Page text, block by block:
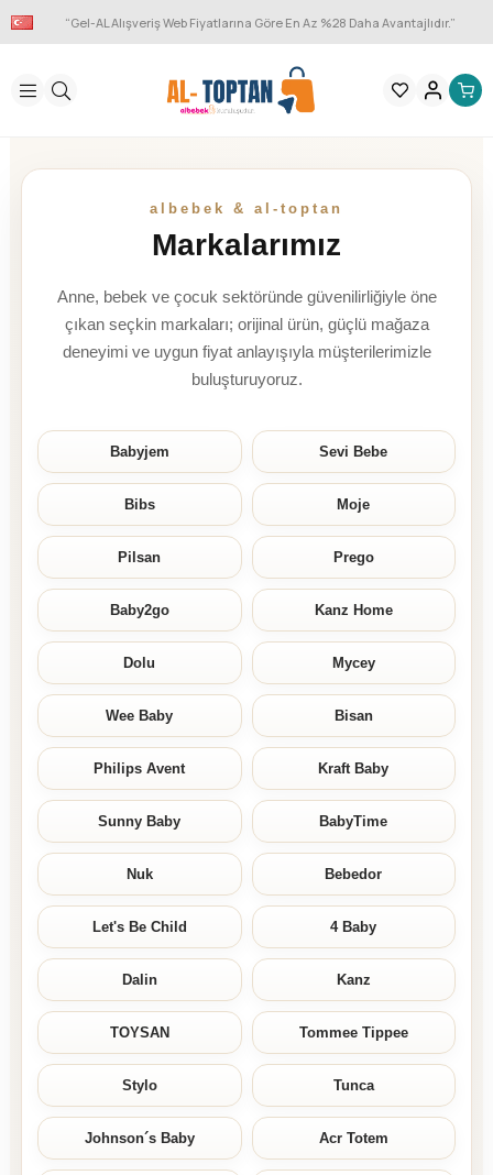
“Gel-AL Alışveriş Web Fiyatlarına Göre En Az %28 Daha Avantajlıdır.”
albebek & al-toptan
Markalarımız
Anne, bebek ve çocuk sektöründe güvenilirliğiyle öne
çıkan seçkin markaları; orijinal ürün, güçlü mağaza
deneyimi ve uygun fiyat anlayışıyla müşterilerimizle
buluşturuyoruz.
Babyjem Sevi Bebe
Bibs Moje
Pilsan Prego
Baby2go Kanz Home
Dolu Mycey
Wee Baby Bisan
Philips Avent Kraft Baby
Sunny Baby BabyTime
Nuk Bebedor
Let's Be Child 4 Baby
Dalin Kanz
TOYSAN Tommee Tippee
Stylo Tunca
Johnson´s Baby Acr Totem